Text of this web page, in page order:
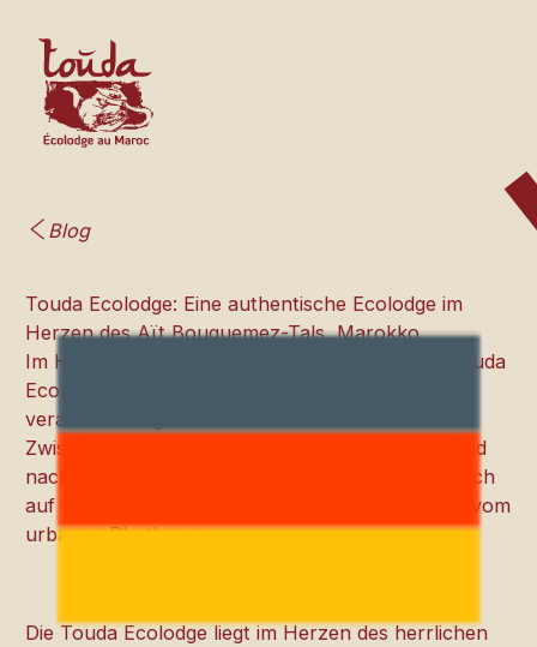
Blog
Touda Ecolodge: Eine authentische Ecolodge im
Herzen des Aït Bouguemez-Tals, Marokko
Im Herzen des Aït Bouguemez-Tals bietet die Touda
Ecolodge ein authentisches und
verantwortungsbewusstes Aufenthaltserlebnis.
Zwischen unberührter Natur, Amazigh-Kultur und
nachhaltigem Tourismus lädt Sie die Lodge ein, sich
auf das Wesentliche zu konzentrieren, weit weg vom
urbanen Rhythmus.
Die Touda Ecolodge liegt im Herzen des herrlichen